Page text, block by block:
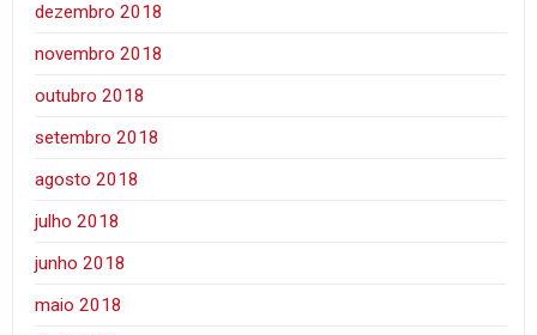
dezembro 2018
novembro 2018
outubro 2018
setembro 2018
agosto 2018
julho 2018
junho 2018
maio 2018